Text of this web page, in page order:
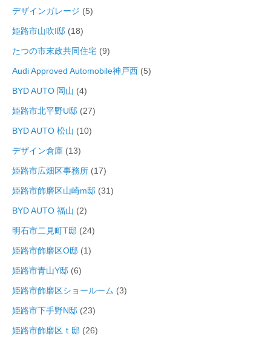
デザインガレージ (5)
姫路市山吹I邸 (18)
たつの市末政共同住宅 (9)
Audi Approved Automobile神戸西 (5)
BYD AUTO 岡山 (4)
姫路市北平野U邸 (27)
BYD AUTO 松山 (10)
デザイン倉庫 (13)
姫路市広畑区事務所 (17)
姫路市飾磨区山崎m邸 (31)
BYD AUTO 福山 (2)
明石市二見町T邸 (24)
姫路市飾磨区O邸 (1)
姫路市青山Y邸 (6)
姫路市飾磨区ショールーム (3)
姫路市下手野N邸 (23)
姫路市飾磨区ｔ邸 (26)